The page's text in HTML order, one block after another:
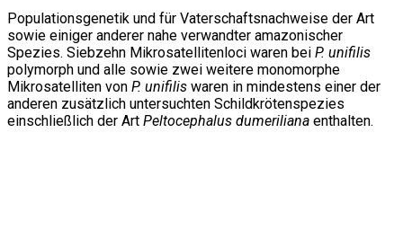
Populationsgenetik und für Vaterschaftsnachweise der Art
sowie einiger anderer nahe verwandter amazonischer
Spezies. Siebzehn Mikrosatellitenloci waren bei P. unifilis
polymorph und alle sowie zwei weitere monomorphe
Mikrosatelliten von P. unifilis waren in mindestens einer der
anderen zusätzlich untersuchten Schildkrötenspezies
einschließlich der Art Peltocephalus dumeriliana enthalten.